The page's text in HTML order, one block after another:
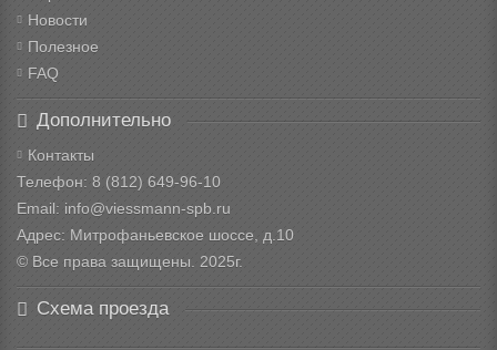
Новости
Полезное
FAQ
Дополнительно
Контакты
Телефон: 8 (812) 649-96-10
Email: info@viessmann-spb.ru
Адрес: Митрофаньевское шоссе, д.10
© Все права защищены. 2025г.
Схема проезда